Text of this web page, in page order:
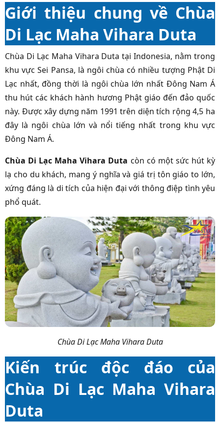
Giới thiệu chung về Chùa
Di Lạc Maha Vihara Duta
Chùa Di Lạc Maha Vihara Duta tại Indonesia, nằm trong
khu vực Sei Pansa, là ngôi chùa có nhiều tượng Phật Di
Lạc nhất, đồng thời là ngôi chùa lớn nhất Đông Nam Á
thu hút các khách hành hương Phật giáo đến đảo quốc
này. Được xây dựng năm 1991 trên diện tích rộng 4,5 ha
đây là ngôi chùa lớn và nổi tiếng nhất trong khu vực
Đông Nam Á.
Chùa Di Lạc Maha Vihara Duta còn có một sức hút kỳ
lạ cho du khách, mang ý nghĩa và giá trị tôn giáo to lớn,
xứng đáng là di tích của hiện đại với thông điệp tình yêu
phổ quát.
Chùa Di Lạc Maha Vihara Duta
Kiến trúc độc đáo của
Chùa Di Lạc Maha Vihara
Duta